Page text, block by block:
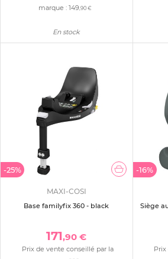
marque :149 ,90 €
En stock
-25%
MAXI-COSI
Base familyfix 360 - black
171,90 €
Prix de vente conseillé par la
-16%
Siège